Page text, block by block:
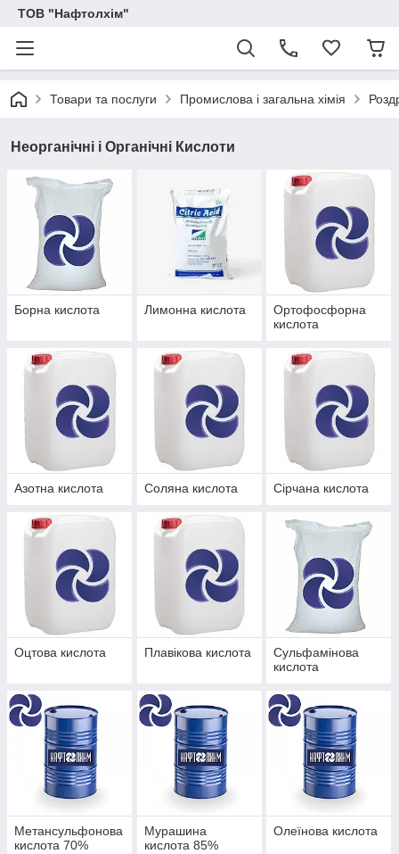
ТОВ "Нафтолхім"
Товари та послуги Промислова і загальна хімія
Неорганічні і Органічні Кислоти
Борна кислота Лимонна кислота
Ортофосфорна
кислота
Азотна кислота Соляна кислота Сірчана кислота
Оцтова кислота Плавікова кислота
Сульфамінова
кислота
Метансульфонова
кислота 70%
Мурашина
кислота 85%
Олеїнова кислота